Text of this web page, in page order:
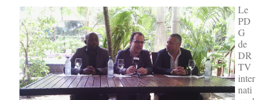
Le
PD
G
de
DR
TV
inter
nati